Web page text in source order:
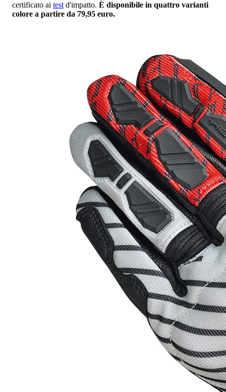
certificato ai test d'impatto. È disponibile in quattro varianti
colore a partire da 79,95 euro.